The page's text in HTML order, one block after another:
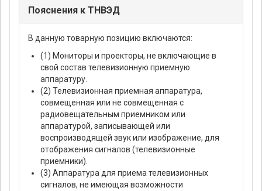
Пояснения к ТНВЭД
В данную товарную позицию включаются:
(1) Мониторы и проекторы, не включающие в
свой состав телевизионную приемную
аппаратуру.
(2) Телевизионная приемная аппаратура,
совмещенная или не совмещенная с
радиовещательным приемником или
аппаратурой, записывающей или
воспроизводящей звук или изображение, для
отображения сигналов (телевизионные
приемники).
(3) Аппаратура для приема телевизионных
сигналов, не имеющая возможности